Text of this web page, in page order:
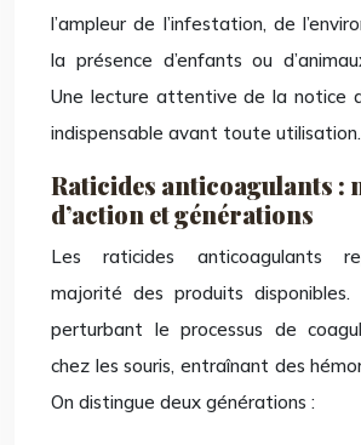
l’ampleur de l’infestation, de
la présence d’enfants ou
Une lecture attentive de la notice
indispensable avant toute utilisation.
Raticides anticoagulants :
d’action et générations
Les raticides anticoagulants
majorité des produits
perturbant le processus de
chez les souris, entraînant des
On distingue deux générations :